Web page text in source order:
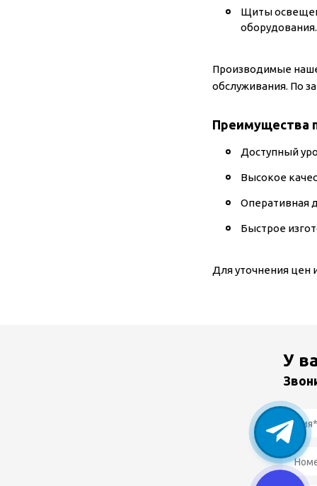
Щиты
оборудования.
Производимые
обслуживания. По
Преимущества
Доступный
Высокое
Оперативная
Быстрое
Для уточнения цен
У